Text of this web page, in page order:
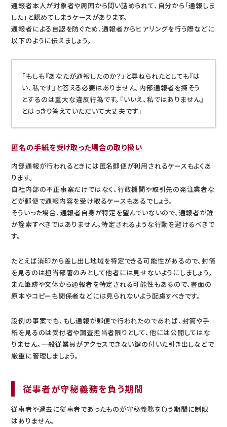
通報者本人が対象者や周囲から問い詰められて、自分から「通報しま
した」と認めてしまうケースがあります。
通報者による自認を防ぐため、通報者からヒアリングを行う際などに
以下のように伝えましょう。
「もしも『あなたが通報したのか？』と尋ねられたとしても『は
い、私です』と答える必要はありません。内部通報者を探そう
とするのは重大な違反行為です。『いいえ、私ではありません』
とはっきり答えていただいて大丈夫です」
匿名の手紙を受け取った場合の取り扱い
内部通報が行われるときには匿名郵便が利用されるケースもよくあ
ります。
自社内部の不正事案だけではなく、行政機関や取引先の発注業者な
どが郵便で通報内容を受け取るケースもあるでしょう。
そういった場合、通報者自身が特定を望んでいないので、通報者が誰
か詮索すべきではありません。特定されるような行動を避けるべきで
す。
たとえば消印から差し出し地域を特定できる可能性があるので、封筒
を見るのは担当部署のみとして他者には見せないようにしましょう。
また筆跡や文体から通報者を特定される可能性もあるので、書面の
原本やコピーも関係者などには見られないよう配慮すべきです。
設例の事案でも、もし通報が郵便で行われたのであれば、封筒や手
紙を見るのは受付者や調査担当者限りとして、他には公開してはな
りません。一般従業員がアクセスできない鍵の付いた引き出しなどで
厳重に管理しましょう。
従事者が守秘義務を負う期間
従事者や過去に従事者であったものが守秘義務を負う期間に制限
はありません。